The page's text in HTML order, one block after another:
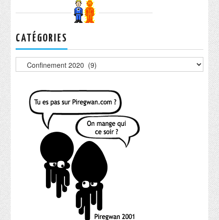
CATÉGORIES